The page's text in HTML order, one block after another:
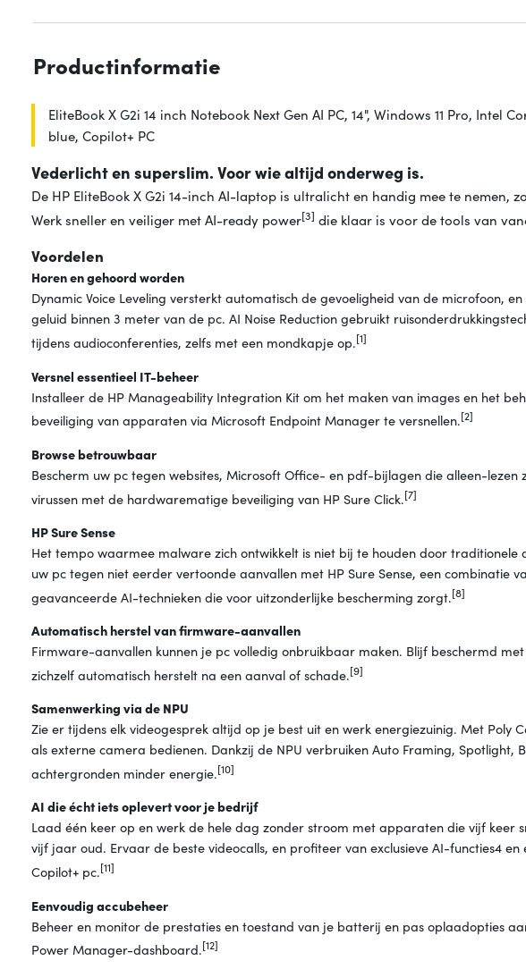
Productinformatie
EliteBook X G2i 14 inch Notebook Next Gen AI PC, 14", Windows 11 Pro, Intel
blue, Copilot+ PC
Vederlicht en superslim. Voor wie altijd onderweg is.
De HP EliteBook X G2i 14-inch AI-laptop is ultralicht en handig mee te nemen,
Werk sneller en veiliger met AI-ready power[3] die klaar is voor de tools van
Voordelen
Horen en gehoord worden
Dynamic Voice Leveling versterkt automatisch de gevoeligheid van de microfoon,
geluid binnen 3 meter van de pc. AI Noise Reduction gebruikt
tijdens audioconferenties, zelfs met een mondkapje op.[1]
Versnel essentieel IT-beheer
Installeer de HP Manageability Integration Kit om het maken van images en het
beveiliging van apparaten via Microsoft Endpoint Manager te versnellen.[2]
Browse betrouwbaar
Bescherm uw pc tegen websites, Microsoft Office- en pdf-bijlagen die alleen-
virussen met de hardwarematige beveiliging van HP Sure Click.[7]
HP Sure Sense
Het tempo waarmee malware zich ontwikkelt is niet bij te houden door traditionele
uw pc tegen niet eerder vertoonde aanvallen met HP Sure Sense, een combinatie
geavanceerde AI-technieken die voor uitzonderlijke bescherming zorgt.[8]
Automatisch herstel van firmware-aanvallen
Firmware-aanvallen kunnen je pc volledig onbruikbaar maken. Blijf beschermd
zichzelf automatisch herstelt na een aanval of schade.[9]
Samenwerking via de NPU
Zie er tijdens elk videogesprek altijd op je best uit en werk energiezuinig. Met Poly
als externe camera bedienen. Dankzij de NPU verbruiken Auto Framing, Spotlight,
achtergronden minder energie.[10]
AI die écht iets oplevert voor je bedrijf
Laad één keer op en werk de hele dag zonder stroom met apparaten die vijf keer
vijf jaar oud. Ervaar de beste videocalls, en profiteer van exclusieve AI-functies4
Copilot+ pc.[11]
Eenvoudig accubeheer
Beheer en monitor de prestaties en toestand van je batterij en pas oplaadopties
Power Manager-dashboard.[12]